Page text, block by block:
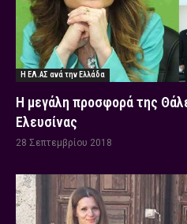
Η ΕΛ.ΑΣ ανά την Ελλάδα
Η μεγάλη προσφορά της
Ελευσίνας
28 Σεπτεμβρίου 2018